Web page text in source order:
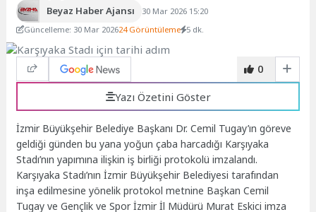
Beyaz Haber Ajansı
30 Mar 2026 15:20
Güncelleme: 30 Mar 202624 Görüntüleme 5 dk.
0
Yazı Özetini Göster
İzmir Büyükşehir Belediye Başkanı Dr. Cemil Tugay’ın göreve
geldiği günden bu yana yoğun çaba harcadığı Karşıyaka
Stadı’nın yapımına ilişkin iş birliği protokolü imzalandı.
Karşıyaka Stadı’nın İzmir Büyükşehir Belediyesi tarafından
inşa edilmesine yönelik protokol metnine Başkan Cemil
Tugay ve Gençlik ve Spor İzmir İl Müdürü Murat Eskici imza